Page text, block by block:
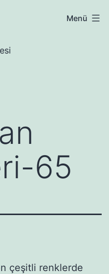
Menü
65
çeşitli renklerde